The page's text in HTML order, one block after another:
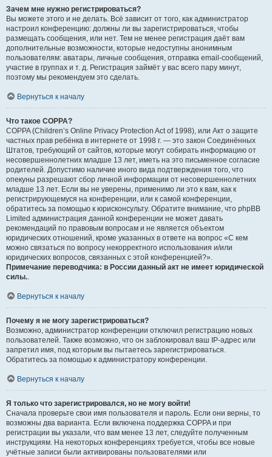
Зачем мне нужно регистрироваться?
Вы можете этого и не делать. Всё зависит от того, как администратор
настроил конференцию: должны ли вы зарегистрироваться, чтобы
размещать сообщения, или нет. Тем не менее регистрация даёт вам
дополнительные возможности, которые недоступны анонимным
пользователям: аватары, личные сообщения, отправка email-сообщений,
участие в группах и т. д. Регистрация займёт у вас всего пару минут,
поэтому мы рекомендуем это сделать.
Вернуться к началу
Что такое COPPA?
COPPA (Children’s Online Privacy Protection Act of 1998), или Акт о защите
частных прав ребёнка в интернете от 1998 г. — это закон Соединённых
Штатов, требующий от сайтов, которые могут собирать информацию от
несовершеннолетних младше 13 лет, иметь на это письменное согласие
родителей. Допустимо наличие иного вида подтверждения того, что
опекуны разрешают сбор личной информации от несовершеннолетних
младше 13 лет. Если вы не уверены, применимо ли это к вам, как к
регистрирующемуся на конференции, или к самой конференции,
обратитесь за помощью к юрисконсульту. Обратите внимание, что phpBB
Limited администрация данной конференции не может давать
рекомендаций по правовым вопросам и не является объектом
юридических отношений, кроме указанных в ответе на вопрос «С кем
можно связаться по вопросу некорректного использования и/или
юридических вопросов, связанных с этой конференцией?».
Примечание переводчика: в России данный акт не имеет юридической
силы..
Вернуться к началу
Почему я не могу зарегистрироваться?
Возможно, администратор конференции отключил регистрацию новых
пользователей. Также возможно, что он заблокировал ваш IP-адрес или
запретил имя, под которым вы пытаетесь зарегистрироваться.
Обратитесь за помощью к администратору конференции.
Вернуться к началу
Я только что зарегистрировался, но не могу войти!
Сначала проверьте свои имя пользователя и пароль. Если они верны, то
возможны два варианта. Если включена поддержка COPPA и при
регистрации вы указали, что вам менее 13 лет, следуйте полученным
инструкциям. На некоторых конференциях требуется, чтобы все новые
учётные записи были активированы пользователями или